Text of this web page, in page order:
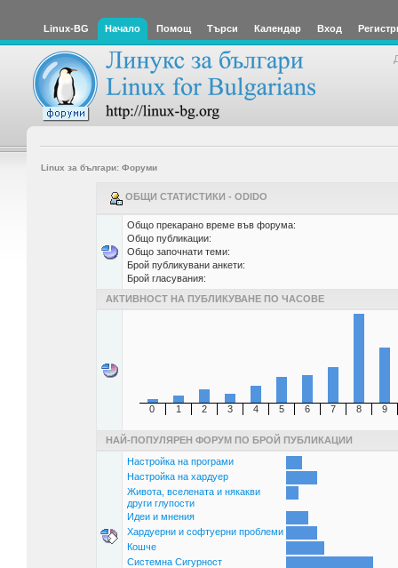
Linux-BG Начало Помощ Търси Календар Вход
Linux за българи: Форуми
ОБЩИ СТАТИСТИКИ - ODIDO
Общо прекарано време във форума:
Общо публикации:
Общо започнати теми:
Брой публикувани анкети:
Брой гласувания:
АКТИВНОСТ НА ПУБЛИКУВАНЕ ПО ЧАСОВЕ
0 1 2 3 4 5 6 7 8 9
НАЙ-ПОПУЛЯРЕН ФОРУМ ПО БРОЙ ПУБЛИКАЦИИ
Настройка на програми
Настройка на хардуер
Живота, вселената и някакви
други глупости
Идеи и мнения
Хардуерни и софтуерни проблеми
Кошче
Системна Сигурност